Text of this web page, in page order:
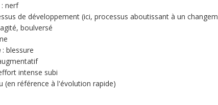
: nerf
de développement (ici, processus aboutissant à un
boulversé
: blessure
intense subi
(en référence à l'évolution rapide)